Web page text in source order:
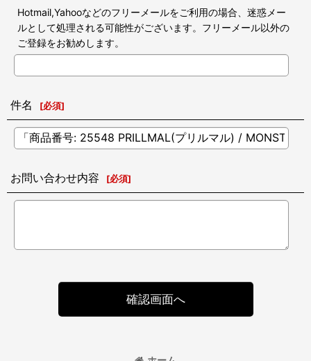
Hotmail,Yahooなどのフリーメールをご利用の場合、迷惑メー
ルとして処理される可能性がございます。フリーメール以外の
ご登録をお勧めします。
件名 [必須]
お問い合わせ内容 [必須]
確認画面へ